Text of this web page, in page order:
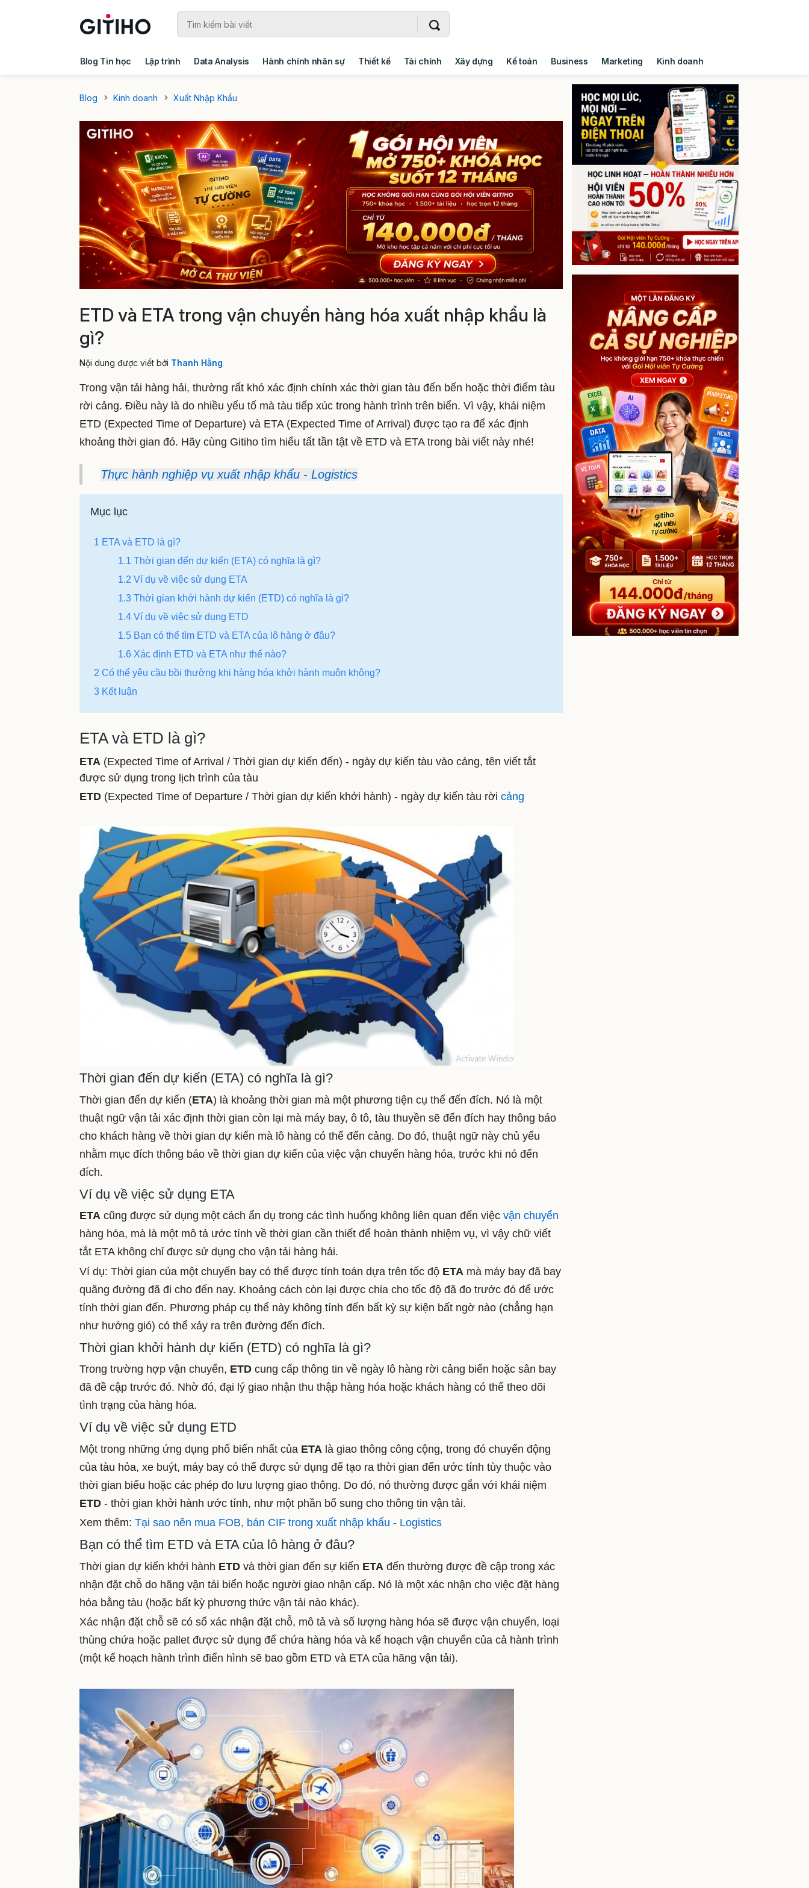
Blog Tin học Lập trình Data Analysis Hành chính nhân sự Thiết kế Tài chính Xây dựng Kế toán Business Marketing Kinh doanh
Blog
Kinh doanh Xuất Nhập Khẩu
ETD và ETA trong vận chuyển hàng hóa xuất nhập khẩu là
gì?
Nội dung được viết bởi Thanh Hằng
Trong vận tải hàng hải, thường rất khó xác định chính xác thời gian tàu đến bến hoặc thời điểm tàu
rời cảng. Điều này là do nhiều yếu tố mà tàu tiếp xúc trong hành trình trên biển. Vì vậy, khái niệm
ETD (Expected Time of Departure) và ETA (Expected Time of Arrival) được tạo ra để xác định
khoảng thời gian đó. Hãy cùng Gitiho tìm hiểu tất tần tật về ETD và ETA trong bài viết này nhé!
Thực hành nghiệp vụ xuất nhập khẩu - Logistics
Mục lục
1 ETA và ETD là gì?
1.1 Thời gian đến dự kiến ​​(ETA) có nghĩa là gì?
1.2 Ví dụ về việc sử dụng ETA
1.3 Thời gian khởi hành dự kiến (ETD) có nghĩa là gì?
1.4 Ví dụ về việc sử dụng ETD
1.5 Bạn có thể tìm ETD và ETA của lô hàng ở đâu?
1.6 Xác định ETD và ETA như thế nào?
2 Có thể yêu cầu bồi thường khi hàng hóa khởi hành muộn không?
3 Kết luận
ETA và ETD là gì?
ETA (Expected Time of Arrival ​​/ Thời gian dự kiến ​​đến) - ngày dự kiến ​​tàu vào cảng, tên viết tắt
được sử dụng trong lịch trình của tàu
ETD (Expected Time of Departure ​​/ Thời gian dự kiến ​​khởi hành) - ngày dự kiến ​​tàu rời cảng
Thời gian đến dự kiến ​​(ETA) có nghĩa là gì?
Thời gian đến dự kiến ​​(ETA) là khoảng thời gian mà một phương tiện cụ thể đến đích. Nó là một
thuật ngữ vận tải xác định thời gian còn lại mà máy bay, ô tô, tàu thuyền sẽ đến đích hay thông báo
cho khách hàng về thời gian dự kiến mà lô hàng có thể đến cảng. Do đó, thuật ngữ này chủ yếu
nhằm mục đích thông báo về thời gian dự kiến ​​của việc vận chuyển hàng hóa, trước khi nó đến
đích.
Ví dụ về việc sử dụng ETA
ETA cũng được sử dụng một cách ẩn dụ trong các tình huống không liên quan đến việc vận chuyển
hàng hóa, mà là một mô tả ước tính về thời gian cần thiết để hoàn thành nhiệm vụ, vì vậy chữ viết
tắt ETA không chỉ được sử dụng cho vận tải hàng hải.
Ví dụ: Thời gian của một chuyến bay có thể được tính toán dựa trên tốc độ ETA mà máy bay đã bay
quãng đường đã đi cho đến nay. Khoảng cách còn lại được chia cho tốc độ đã đo trước đó để ước
tính thời gian đến. Phương pháp cụ thể này không tính đến bất kỳ sự kiện bất ngờ nào (chẳng hạn
như hướng gió) có thể xảy ra trên đường đến đích.
Thời gian khởi hành dự kiến (ETD) có nghĩa là gì?
Trong trường hợp vận chuyển, ETD cung cấp thông tin về ngày lô hàng rời cảng biển hoặc sân bay
đã đề cập trước đó. Nhờ đó, đại lý giao nhận thu thập hàng hóa hoặc khách hàng có thể theo dõi
tình trạng của hàng hóa.
Ví dụ về việc sử dụng ETD
Một trong những ứng dụng phổ biến nhất của ETA là giao thông công cộng, trong đó chuyển động
của tàu hỏa, xe buýt, máy bay có thể được sử dụng để tạo ra thời gian đến ước tính tùy thuộc vào
thời gian biểu hoặc các phép đo lưu lượng giao thông. Do đó, nó thường được gắn với khái niệm
ETD - thời gian khởi hành ước tính, như một phần bổ sung cho thông tin vận tải.
Xem thêm: Tại sao nên mua FOB, bán CIF trong xuất nhập khẩu - Logistics
Bạn có thể tìm ETD và ETA của lô hàng ở đâu?
Thời gian dự kiến ​​khởi hành ETD và thời gian đến sự kiến ETA đến thường được đề cập trong xác
nhận đặt chỗ do hãng vận tải biển hoặc người giao nhận cấp. Nó là một xác nhận cho việc đặt hàng
hóa bằng tàu (hoặc bất kỳ phương thức vận tải nào khác).
Xác nhận đặt chỗ sẽ có số xác nhận đặt chỗ, mô tả và số lượng hàng hóa sẽ được vận chuyển, loại
thùng chứa hoặc pallet được sử dụng để chứa hàng hóa và kế hoạch vận chuyển của cả hành trình
(một kế hoạch hành trình điển hình sẽ bao gồm ETD và ETA của hãng vận tải).